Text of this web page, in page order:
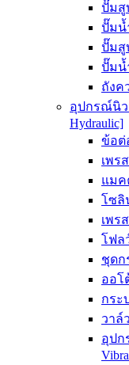
ปั๊มสู
ปั๊มน้
ปั๊มสู
ปั๊มน้
ถังค
อุปกรณ์นิว
Hydraulic]
ข้อต่
เพร
แมค
โซลิ
เพร
โฟล
ชุดก
ออโ
กระ
วาล์
อุปก